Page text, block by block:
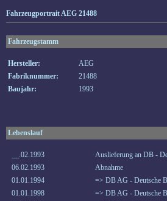
Fahrzeugportrait AEG 21488
Fahrzeugstamm
Hersteller: AEG
Fabriknummer:
21488
Baujahr:
1993
Lebenslauf
__.02.1993
Auslieferung an DB -
06.02.1993
Abnahme
01.01.1994
=> DB AG - Deutsche
01.01.1998
=> DB AG - Deutsche